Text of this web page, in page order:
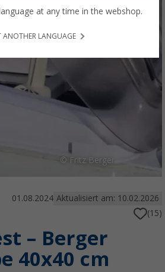
© Fritz Berger
01.08.2024 Aktualisiert am: 10.02.2026
(15)
– Berger
40x40 cm
at any time in the webshop.
ANOTHER LANGUAGE